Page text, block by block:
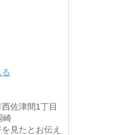
佐津間1丁目
崎
を見たとお伝え